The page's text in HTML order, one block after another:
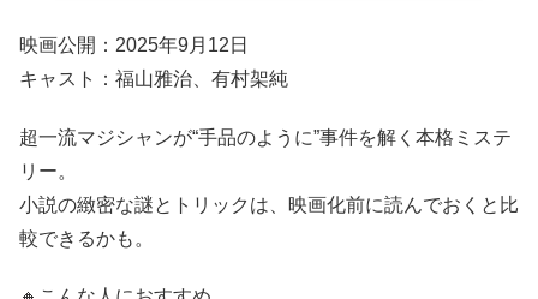
映画公開：2025年9月12日
キャスト：福山雅治、有村架純
超一流マジシャンが“手品のように”事件を解く本格ミステ
リー。
小説の緻密な謎とトリックは、映画化前に読んでおくと比
較できるかも。